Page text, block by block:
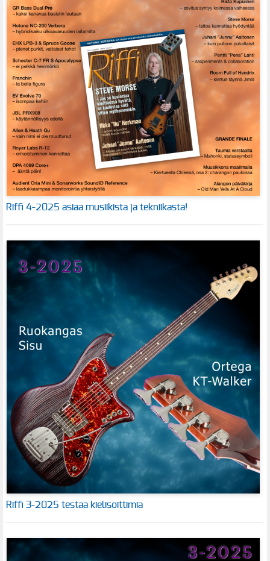
Riffi 4-2025 asiaa musiikista ja tekniikasta!
Riffi 3-2025 testaa kielisoittimia